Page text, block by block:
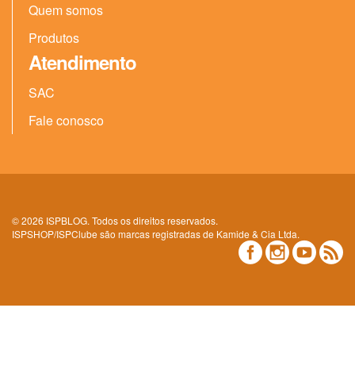
Quem somos
Produtos
Atendimento
SAC
Fale conosco
© 2026 ISPBLOG. Todos os direitos reservados.
ISPSHOP/ISPClube são marcas registradas de Kamide & Cia Ltda.